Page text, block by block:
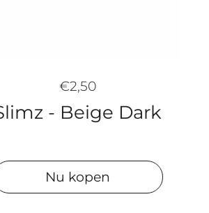
€2,50
- Beige Dark
Nu kopen